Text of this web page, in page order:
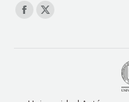
Find us on:
Facebook
X